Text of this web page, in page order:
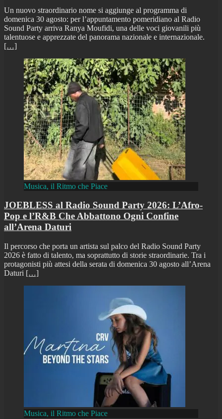
Un nuovo straordinario nome si aggiunge al programma di
domenica 30 agosto: per l’appuntamento pomeridiano al Radio
Sound Party arriva Ranya Moufidi, una delle voci giovanili più
talentuose e apprezzate del panorama nazionale e internazionale.
[…]
Musica, il Ritmo che Piace
JOEBLESS al Radio Sound Party 2026: L’Afro-
Pop e l’R&B Che Abbattono Ogni Confine
all’Arena Daturi
Il percorso che porta un artista sul palco del Radio Sound Party
2026 è fatto di talento, ma soprattutto di storie straordinarie. Tra i
protagonisti più attesi della serata di domenica 30 agosto all’Arena
Daturi […]
Musica, il Ritmo che Piace